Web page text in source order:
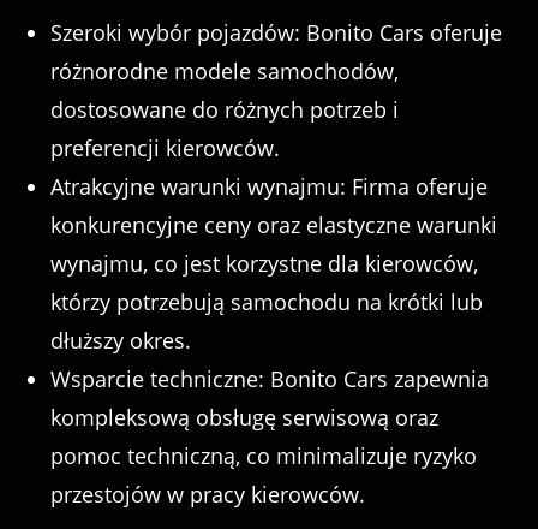
Szeroki wybór pojazdów: Bonito Cars oferuje
różnorodne modele samochodów,
dostosowane do różnych potrzeb i
preferencji kierowców.
Atrakcyjne warunki wynajmu: Firma oferuje
konkurencyjne ceny oraz elastyczne warunki
wynajmu, co jest korzystne dla kierowców,
którzy potrzebują samochodu na krótki lub
dłuższy okres.
Wsparcie techniczne: Bonito Cars zapewnia
kompleksową obsługę serwisową oraz
pomoc techniczną, co minimalizuje ryzyko
przestojów w pracy kierowców.